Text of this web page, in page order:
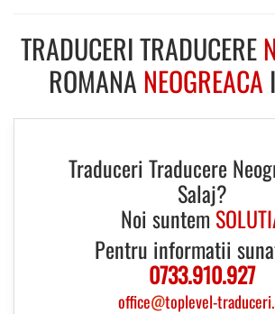
TRADUCERI TRADUCERE
ROMANA NEOGREACA
Traduceri Traducere
Salaj?
Noi suntem
Pentru informatii
0733.910.927
office@toplevel-